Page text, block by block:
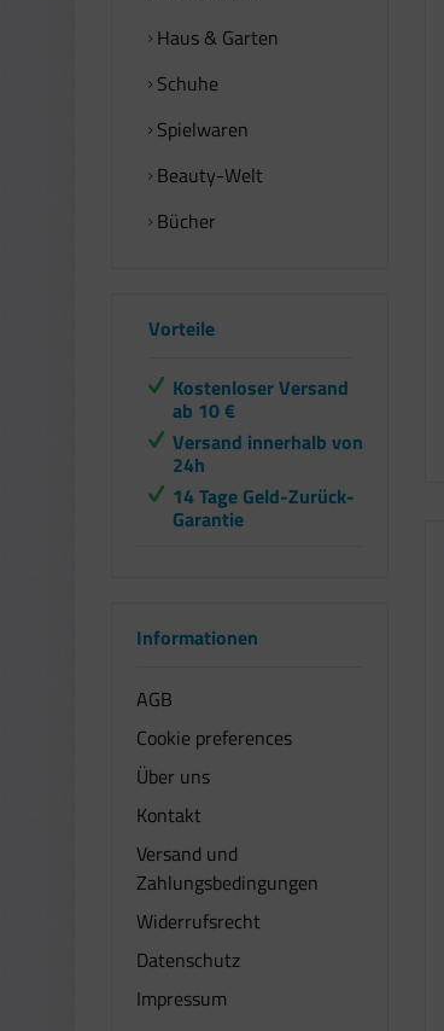
Haus & Garten
Schuhe
Spielwaren
Beauty-Welt
Bücher
Vorteile
Kostenloser Versand
ab 10 €
Versand innerhalb von
24h
14 Tage Geld-Zurück-
Garantie
Informationen
AGB
Cookie preferences
Über uns
Kontakt
Versand und
Zahlungsbedingungen
Widerrufsrecht
Datenschutz
Impressum